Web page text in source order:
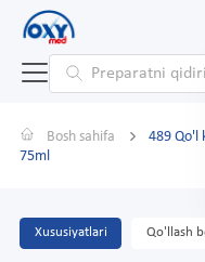
Bosh sahifa
489 Qo'l
75ml
Xususiyatlari Qo'llash